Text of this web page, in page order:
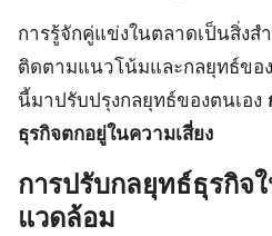
การรู้จักคู่แข่งในตลาดเป็นสิ่งส
ติดตามแนวโน้มและกลยุทธ์ขอ
นี้มาปรับปรุงกลยุทธ์ของตนเอง
ธุรกิจตกอยู่ในความเสี่ยง
การปรับกลยุทธ์ธุรกิจ
แวดล้อม